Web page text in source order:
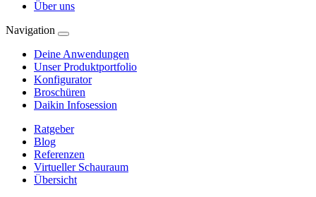
Über uns
Navigation
Deine Anwendungen
Unser Produktportfolio
Konfigurator
Broschüren
Daikin Infosession
Ratgeber
Blog
Referenzen
Virtueller Schauraum
Übersicht